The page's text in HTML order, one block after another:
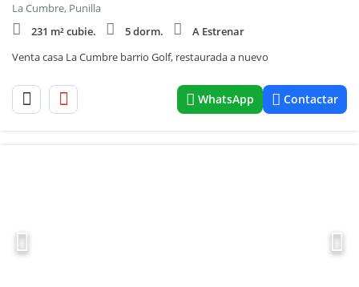
La Cumbre, Punilla
231 m² cubie.
5 dorm.
A Estrenar
Venta casa La Cumbre barrio Golf, restaurada a nuevo
WhatsApp Contactar